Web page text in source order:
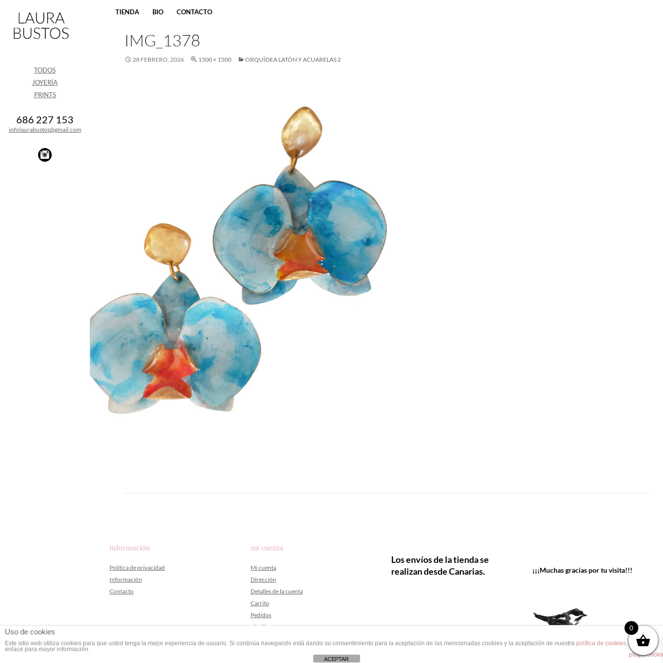
TIENDA
BIO CONTACTO
IMG_1378
28 FEBRERO, 2026 1500 × 1500 ORQUÍDEA LATÓN Y ACUARELAS 2
TODOS
JOYERÍA
PRINTS
686 227 153
infolaurabustos@gmail.com
información
Política de privacidad
Información
Contacto
mi cuenta
Mi cuenta
Dirección
Detalles de la cuenta
Carrito
Pedidos
Finalizar compra
Los envíos de la tienda se
realizan desde Canarias.
¡¡¡Muchas gracias por tu visita!!!
Uso de cookies
Este sitio web utiliza cookies para que usted tenga la mejor experiencia de usuario. Si continúa navegando está dando su consentimiento para la aceptación de las mencionadas cookies y la aceptación de nuestra política de cookies, pinche el
enlace para mayor información.
plugin
ACEPTAR
0